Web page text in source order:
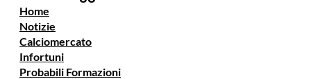
Home
Notizie
Calciomercato
Infortuni
Probabili Formazioni